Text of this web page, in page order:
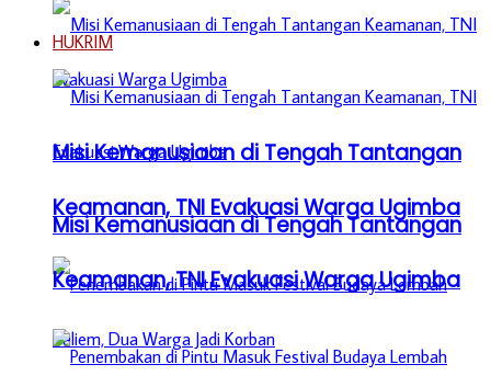
Misi Kemanusiaan di Tengah Tantangan
Keamanan, TNI Evakuasi Warga Ugimba
HUKRIM
Misi Kemanusiaan di Tengah Tantangan
Keamanan, TNI Evakuasi Warga Ugimba